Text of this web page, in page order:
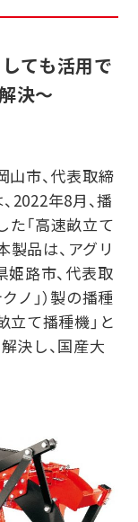
ても活用で
決～
山市、代表取締
2022年8月、播
「高速畝立て
製品は、アグリ
姫路市、代表取
ノ」）製の播種
立て播種機」と
決し、国産大